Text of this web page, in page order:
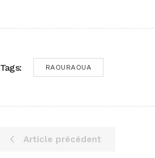
Tags: RAOURAOUA
Article précédent